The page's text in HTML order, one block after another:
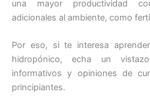
una mayor productividad
adicionales al ambiente, como
Por eso, si te interesa
hidropónico, echa un
informativos y opiniones de
principiantes.